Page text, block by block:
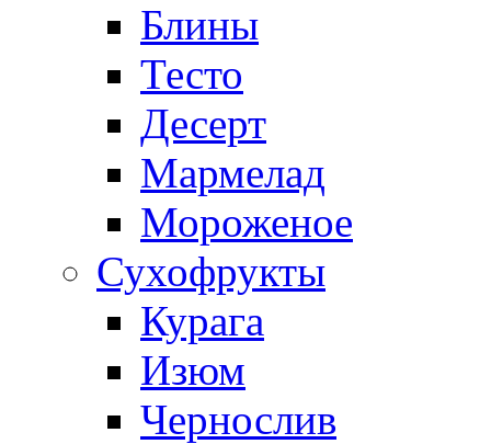
Блины
Тесто
Десерт
Мармелад
Мороженое
Сухофрукты
Курага
Изюм
Чернослив